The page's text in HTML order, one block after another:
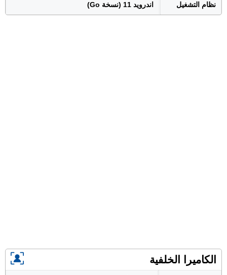
نظام التشغيل اندرويد 11 (نسخة Go)
الكاميرا الخلفية